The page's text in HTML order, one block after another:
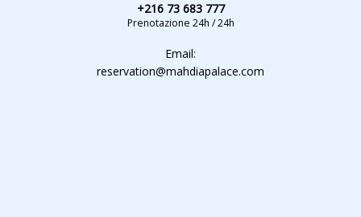
+216 73 683 777
Prenotazione 24h / 24h
Email:
reservation@mahdiapalace.com